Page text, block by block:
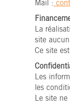
Mail :
La
site
Ce site
Les
les
Le site